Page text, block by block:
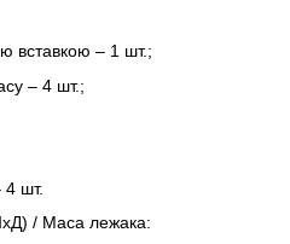
вставкою – 1 шт.;
– 4 шт.;
4 шт.
/ Маса лежака: